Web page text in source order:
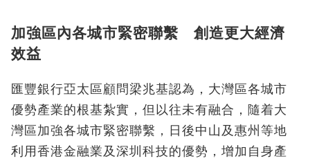
加強區內各城市緊密聯繫 創造更大經濟
效益
匯豐銀行亞太區顧問梁兆基認為，大灣區各城市
優勢產業的根基紮實，但以往未有融合，隨着大
灣區加強各城市緊密聯繫，日後中山及惠州等地
利用香港金融業及深圳科技的優勢，增加自身產